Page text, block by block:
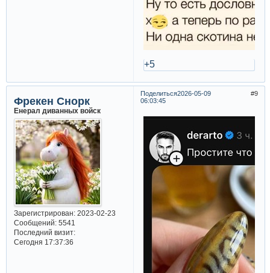
+5
Поделиться 9
2026-05-09
06:03:45
Фрекен Снорк
Енерал диванных войск
Зарегистрирован: 2023-02-23
Сообщений:5541
Последний визит:
Сегодня 17:37:36